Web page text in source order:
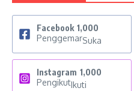
Facebook 1,000
PenggemarSuka
Instagram 1,000
PengikutIkuti